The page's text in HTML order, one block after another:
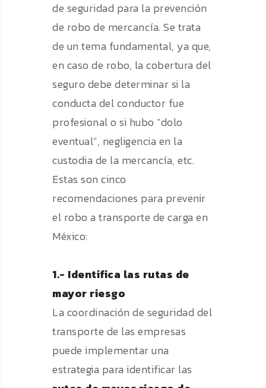
de seguridad para la prevención
de robo de mercancía. Se trata
de un tema fundamental, ya que,
en caso de robo, la cobertura del
seguro debe determinar si la
conducta del conductor fue
profesional o si hubo “dolo
eventual”, negligencia en la
custodia de la mercancía, etc.
Estas son cinco
recomendaciones para prevenir
el robo a transporte de carga en
México:
1.- Identifica las rutas de
mayor riesgo
La coordinación de seguridad del
transporte de las empresas
puede implementar una
estrategia para identificar las